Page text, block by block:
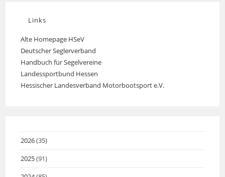
Links
Alte Homepage HSeVOpens
in
a
new
tab
Deutscher Seglerverband
in
a
new
Handbuch für SegelvereineOpens
a
Landessportbund Hessen
in
Hessischer Landesverband Motorbootsport e.V.Opens
2026(35)
2025(91)